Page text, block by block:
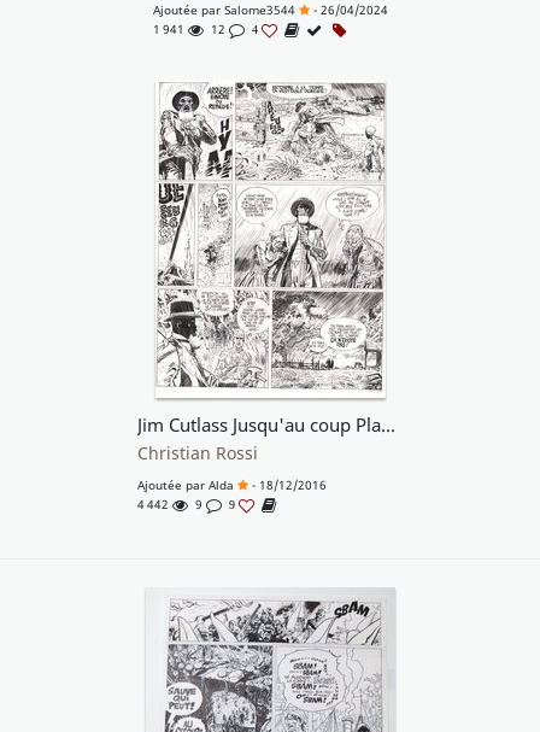
Ajoutée par Salome3544
- 26/04/2024
1 941
12 4
Jim Cutlass Jusqu'au coup Planche 35
Christian Rossi
Ajoutée par Alda
- 18/12/2016
4 442
9 9